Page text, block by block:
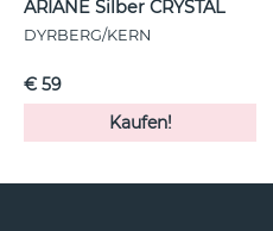
ARIANE Silber CRYSTAL
DYRBERG/KERN
€ 59
Kaufen!